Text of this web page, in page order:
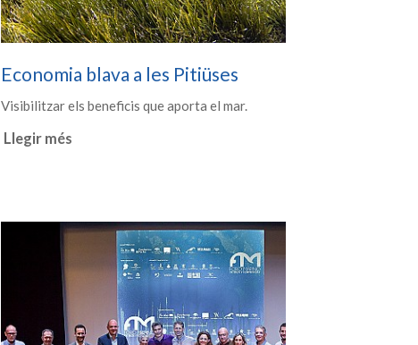
Economia blava a les Pitiüses
Visibilitzar els beneficis que aporta el mar.
Llegir més